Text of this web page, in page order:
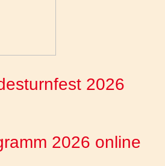
2026
2026 online